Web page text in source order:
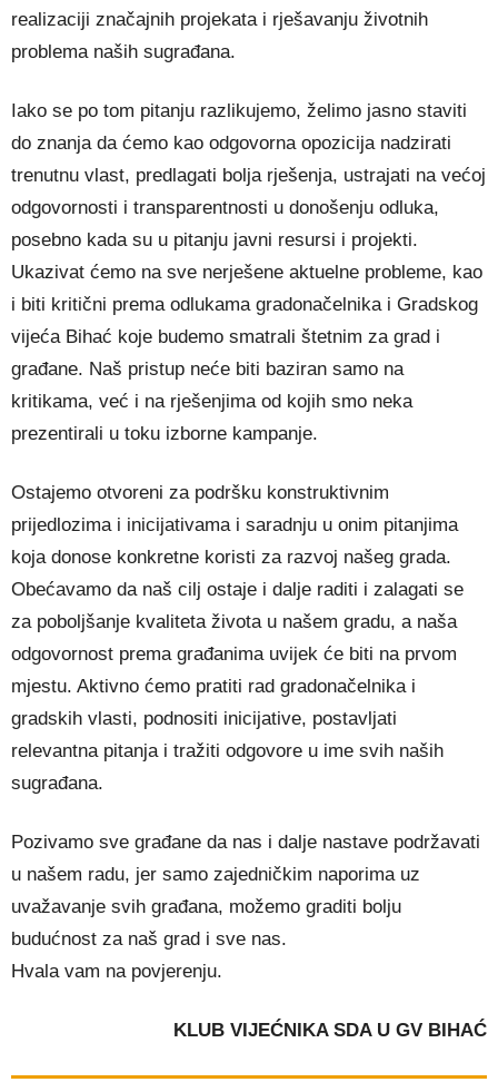
realizaciji značajnih projekata i rješavanju životnih
problema naših sugrađana.
Iako se po tom pitanju razlikujemo, želimo jasno staviti
do znanja da ćemo kao odgovorna opozicija nadzirati
trenutnu vlast, predlagati bolja rješenja, ustrajati na većoj
odgovornosti i transparentnosti u donošenju odluka,
posebno kada su u pitanju javni resursi i projekti.
Ukazivat ćemo na sve nerješene aktuelne probleme, kao
i biti kritični prema odlukama gradonačelnika i Gradskog
vijeća Bihać koje budemo smatrali štetnim za grad i
građane. Naš pristup neće biti baziran samo na
kritikama, već i na rješenjima od kojih smo neka
prezentirali u toku izborne kampanje.
Ostajemo otvoreni za podršku konstruktivnim
prijedlozima i inicijativama i saradnju u onim pitanjima
koja donose konkretne koristi za razvoj našeg grada.
Obećavamo da naš cilj ostaje i dalje raditi i zalagati se
za poboljšanje kvaliteta života u našem gradu, a naša
odgovornost prema građanima uvijek će biti na prvom
mjestu. Aktivno ćemo pratiti rad gradonačelnika i
gradskih vlasti, podnositi inicijative, postavljati
relevantna pitanja i tražiti odgovore u ime svih naših
sugrađana.
Pozivamo sve građane da nas i dalje nastave podržavati
u našem radu, jer samo zajedničkim naporima uz
uvažavanje svih građana, možemo graditi bolju
budućnost za naš grad i sve nas.
Hvala vam na povjerenju.
KLUB VIJEĆNIKA SDA U GV BIHAĆ